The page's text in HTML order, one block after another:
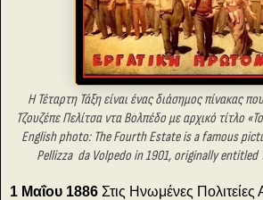
Η Τέταρτη Τάξη είναι ένας διάσημος πίνακας
Τζουζέπε Πελίτσα ντα Βολπέδομε αρχικό τίτλο
English photo: The Fourth Estate is a famous
Pellizza da Volpedo in 1901, originally entitled
1 Μαΐου 1886 Στις Ηνωμένες Πολιτείες